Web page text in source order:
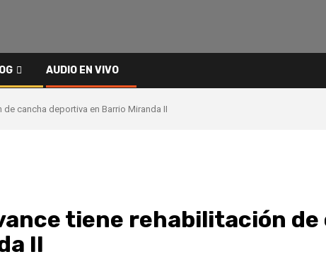
AUDIO EN VIVO
cancha deportiva en Barrio Miranda II
tiene rehabilitación
II